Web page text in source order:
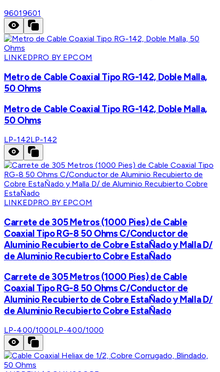
96019601
LINKEDPRO BY EPCOM
Metro de Cable Coaxial Tipo RG-142, Doble Malla,
50 Ohms
Metro de Cable Coaxial Tipo RG-142, Doble Malla,
50 Ohms
LP-142LP-142
LINKEDPRO BY EPCOM
Carrete de 305 Metros (1000 Pies) de Cable
Coaxial Tipo RG-8 50 Ohms C/Conductor de
Aluminio Recubierto de Cobre EstaÑado y Malla D/
de Aluminio Recubierto Cobre EstaÑado
Carrete de 305 Metros (1000 Pies) de Cable
Coaxial Tipo RG-8 50 Ohms C/Conductor de
Aluminio Recubierto de Cobre EstaÑado y Malla D/
de Aluminio Recubierto Cobre EstaÑado
LP-400/1000LP-400/1000